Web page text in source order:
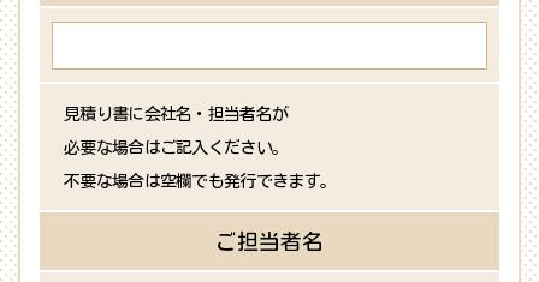
見積り書に会社名・担当者名が
必要な場合はご記入ください。
不要な場合は空欄でも発行できます。
ご担当者名